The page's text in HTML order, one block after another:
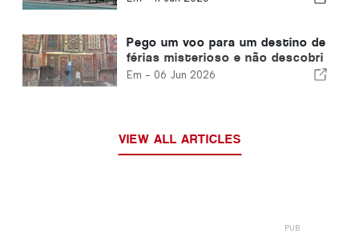
Pego um voo para um destino de
férias misterioso e não descobri
até pousar
Em - 06 Jun 2026
VIEW ALL ARTICLES